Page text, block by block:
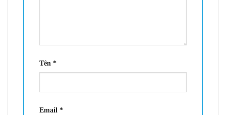
Tên *
Email *